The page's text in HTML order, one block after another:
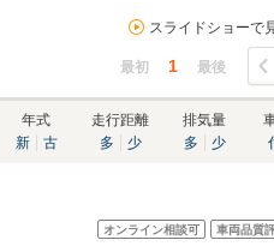
スライドショーで
最初 1 最後
年式
新
古
走行距離
多
少
排気量
多
少
オンライン相談可 車両品質